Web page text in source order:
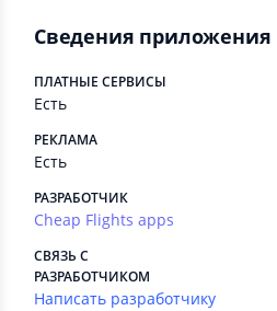
Сведения приложения
ПЛАТНЫЕ СЕРВИСЫ
Есть
РЕКЛАМА
Есть
РАЗРАБОТЧИК
Cheap Flights apps
СВЯЗЬ С
РАЗРАБОТЧИКОМ
Написать разработчику